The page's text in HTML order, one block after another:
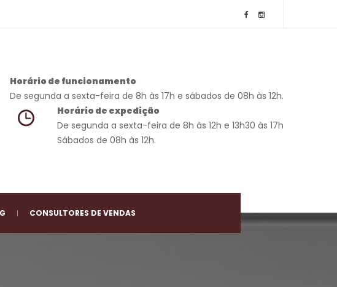
Horário de funcionamento
De segunda a sexta-feira de 8h às 17h e sábados de 08h às 12h.
Horário de expedição
De segunda a sexta-feira de 8h às 12h e 13h30 às 17h
Sábados de 08h às 12h.
CONSULTORES DE VENDAS